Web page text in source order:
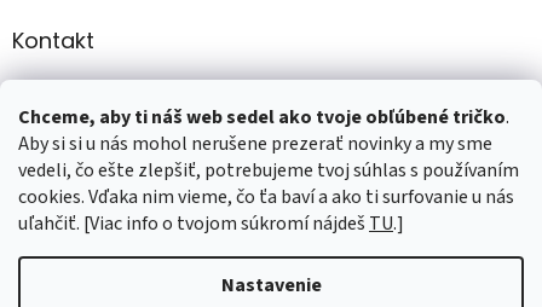
Chceme, aby ti náš web sedel ako tvoje obľúbené tričko.
Aby si si u nás mohol nerušene prezerať novinky a my sme
vedeli, čo ešte zlepšiť, potrebujeme tvoj súhlas s používaním
cookies. Vďaka nim vieme, čo ťa baví a ako ti surfovanie u nás
uľahčiť. [Viac info o tvojom súkromí nájdeš TU.]
Nastavenie
Kontakt
+421 907947783
Vytvoril Shoptet